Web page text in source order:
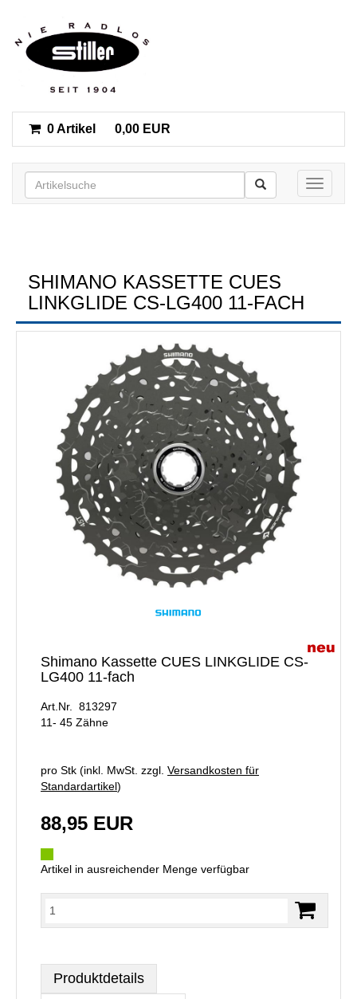
0 Artikel 0,00 EUR
Toggle
SHIMANO KASSETTE CUES
LINKGLIDE CS-LG400 11-FACH
Shimano Kassette CUES LINKGLIDE CS-
LG400 11-fach
Art.Nr. 813297
11- 45 Zähne
pro Stk (inkl. MwSt. zzgl. Versandkosten für
Standardartikel)
88,95 EUR
Artikel in ausreichender Menge verfügbar
Produktdetails